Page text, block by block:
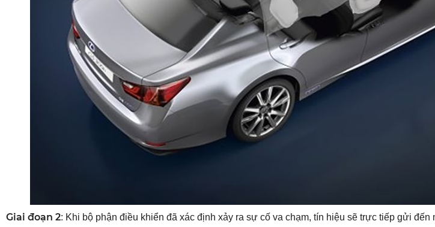
Giai đoạn 2: Khi bộ phận điều khiển đã xác định xảy ra sự cố va chạm, tín hiệu sẽ trực tiếp gửi đến